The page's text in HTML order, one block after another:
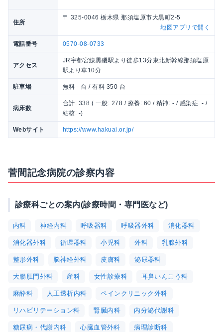
住所
〒 325-0046 栃木県 那須塩原市大黒町2-5
地図アプリで開く
電話番号 0570-08-0733
アクセス
JR宇都宮線黒磯駅より徒歩13分東北新幹線那須塩原
駅より車10分
駐車場 無料 - 台 / 有料 350 台
病床数
合計: 338 ( 一般: 278 / 療養: 60 / 精神: - / 感染症: - /
結核: -)
Webサイト https://www.hakuai.or.jp/
菅間記念病院の診察内容
診療科ごとの案内(診療時間・専門医など)
内科 神経内科 呼吸器科 呼吸器外科 消化器科
消化器外科 循環器科 小児科 外科 乳腺外科
整形外科 脳神経外科 皮膚科 泌尿器科
大腸肛門外科 産科 女性診療科 耳鼻いんこう科
麻酔科 人工透析内科 ペインクリニック外科
リハビリテーション科 腎臓内科 内分泌代謝科
糖尿病・代謝内科 心臓血管外科 病理診断科